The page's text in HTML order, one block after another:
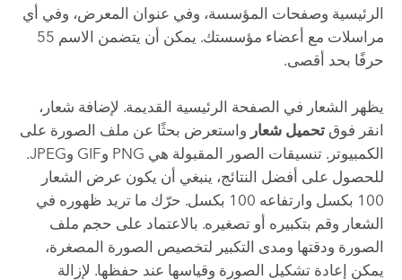
الرئيسية وصفحات المؤسسة، وفي عنوان المعرض، وفي أي
مراسلات مع أعضاء مؤسستك. يمكن أن يتضمن الاسم 55
حرفًا بحد أقصى.
يظهر الشعار في الصفحة الرئيسية القديمة. لإضافة شعار،
انقر فوق تحميل شعار واستعرض بحثًا عن ملف الصورة على
الكمبيوتر. تنسيقات الصور المقبولة هي PNG وGIF وJPEG.
للحصول على أفضل النتائج، ينبغي أن يكون عرض الشعار
100 بكسل وارتفاعه 100 بكسل.
حرّك ما تريد ظهوره في
الشعار وقم بتكبيره أو تصغيره. بالاعتماد على حجم ملف
الصورة ودقتها ومدى التكبير لتخصيص الصورة المصغرة،
يمكن إعادة تشكيل الصورة وقياسها عند حفظها. لإزالة